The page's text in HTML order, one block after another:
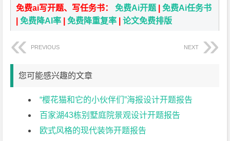
免费ai写开题、写任务书：免费Ai开题 |免费Ai任务书
|免费降AI率 |免费降重复率 |论文免费排版
PREVIOUS NEXT
您可能感兴趣的文章
“樱花猫和它的小伙伴们”海报设计开题报告
百家湖43栋别墅庭院景观设计开题报告
欧式风格的现代装饰开题报告